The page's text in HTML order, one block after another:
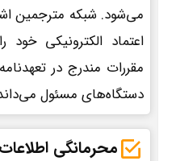
می‌شود. شبکه مترجمین
اعتماد الکترونیکی
مقررات مندرج در
دستگاه‌های مسئول
محرمانگی اطلاعات